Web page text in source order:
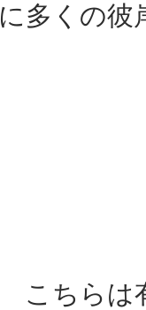
に多くの彼
こちらは